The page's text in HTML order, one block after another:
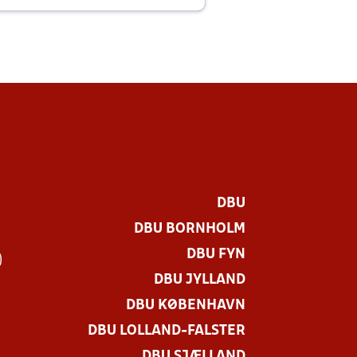
DBU
DBU BORNHOLM
DBU FYN
DBU JYLLAND
DBU KØBENHAVN
DBU LOLLAND-FALSTER